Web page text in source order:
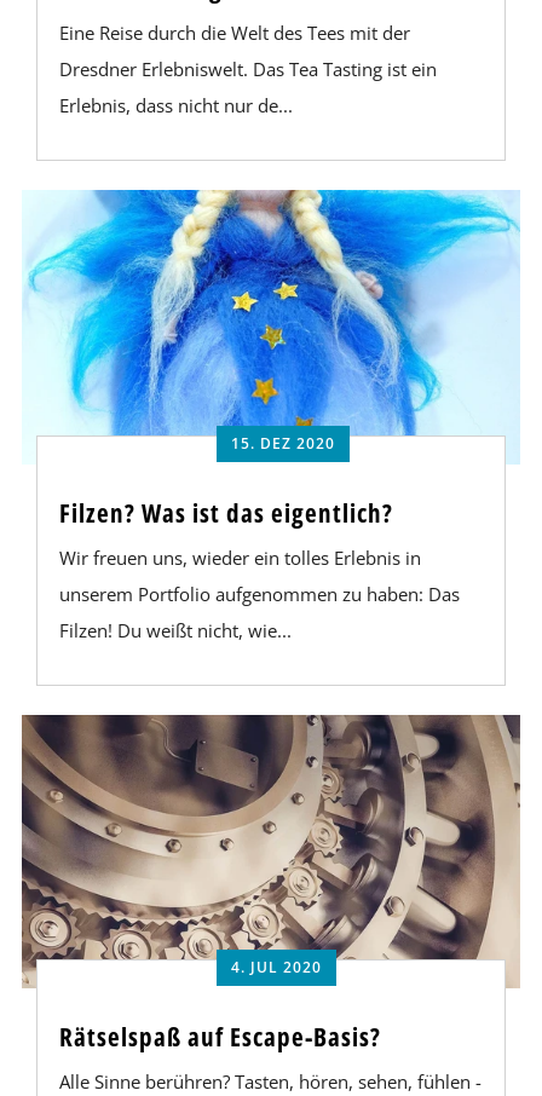
Eine Reise durch die Welt des Tees mit der
Dresdner Erlebniswelt. Das Tea Tasting ist ein
Erlebnis, dass nicht nur de...
15. DEZ 2020
Filzen? Was ist das eigentlich?
Wir freuen uns, wieder ein tolles Erlebnis in
unserem Portfolio aufgenommen zu haben: Das
Filzen! Du weißt nicht, wie...
4. JUL 2020
Rätselspaß auf Escape-Basis?
Alle Sinne berühren? Tasten, hören, sehen, fühlen -